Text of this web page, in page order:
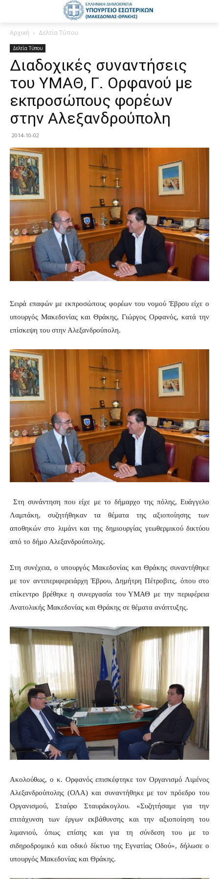
Αρχική Δελτία Τύπου
Δελτία Τύπου
Διαδοχικές συναντήσεις
του ΥΜΑΘ, Γ. Ορφανού με
εκπροσώπους φορέων
στην Αλεξανδρούπολη
2014-10-02
Σειρά επαφών με εκπροσώπους φορέων του νομού Έβρου είχε ο
υπουργός Μακεδονίας και Θράκης, Γιώργος Ορφανός, κατά την
επίσκεψη του στην Αλεξανδρούπολη.
Στη συνάντηση που είχε με το δήμαρχο της πόλης, Ευάγγελο
Λαμπάκη, συζητήθηκαν τα θέματα της αξιοποίησης των
αποθηκών στο λιμάνι και της δημιουργίας γεωθερμικού δικτύου
από το δήμο Αλεξανδρούπολης.
Στη συνέχεια, ο υπουργός Μακεδονίας και Θράκης συναντήθηκε
με τον αντιπεριφερειάρχη Έβρου, Δημήτρη Πέτροβιτς, όπου στο
επίκεντρο βρέθηκε η συνεργασία του ΥΜΑΘ με την περιφέρεια
Ανατολικής Μακεδονίας και Θράκης σε θέματα ανάπτυξης.
Ακολούθως, ο κ. Ορφανός επισκέφτηκε τον Οργανισμό Λιμένος
Αλεξανδρούπολης (ΟΛΑ) και συναντήθηκε με τον πρόεδρο του
Οργανισμού, Σταύρο Σταυράκογλου. «Συζητήσαμε για την
επιτάχυνση των έργων εκβάθυνσης και την αξιοποίηση του
λιμανιού, όπως επίσης και για τη σύνδεση του με το
σιδηροδρομικό και οδικό δίκτυο της Εγνατίας Οδού», δήλωσε ο
υπουργός Μακεδονίας και Θράκης.